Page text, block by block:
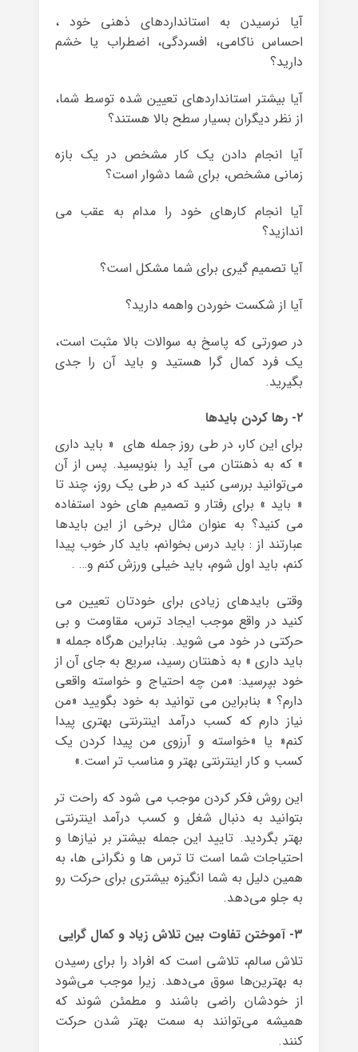
آیا نرسیدن به استانداردهای ذهنی خود ،
احساس ناکامی، افسردگی، اضطراب یا خشم
دارید؟
آیا بیشتر استانداردهای تعیین شده توسط شما،
از نظر دیگران بسیار سطح بالا هستند؟
آیا انجام دادن یک کار مشخص در یک بازه
زمانی مشخص، برای شما دشوار است؟
آیا انجام کارهای خود را مدام به عقب می
اندازید؟
آیا تصمیم گیری برای شما مشکل است؟
آیا از شکست خوردن واهمه دارید؟
در صورتی که پاسخ به سوالات بالا مثبت است،
یک فرد کمال گرا هستید و باید آن را جدی
بگیرید.
۲- رها کردن بایدها
برای این کار، در طی روز جمله های « باید داری
» که به ذهنتان می آید را بنویسید. پس از آن
می‌توانید بررسی کنید که در طی یک روز، چند تا
« باید » برای رفتار و تصمیم های خود استفاده
می کنید؟ به عنوان مثال برخی از این بایدها
عبارتند از : باید درس بخوانم، باید کار خوب پیدا
کنم، باید اول شوم، باید خیلی ورزش کنم و… .
وقتی بایدهای زیادی برای خودتان تعیین می
کنید در واقع موجب ایجاد ترس، مقاومت و بی
حرکتی در خود می شوید. بنابراین هرگاه جمله «
باید داری » به ذهنتان رسید، سریع به جای آن از
خود بپرسید: «من چه احتیاج و خواسته واقعی
دارم؟ » بنابراین می توانید به خود بگویید «من
نیاز دارم که کسب درآمد اینترنتی بهتری پیدا
کنم« یا «خواسته و آرزوی من پیدا کردن یک
کسب و کار اینترنتی بهتر و مناسب تر است.»
این روش فکر کردن موجب می شود که راحت تر
بتوانید به دنبال شغل و کسب درآمد اینترنتی
بهتر بگردید. تایید این جمله بیشتر بر نیازها و
احتیاجات شما است تا ترس ها و نگرانی ها، به
همین دلیل به شما انگیزه بیشتری برای حرکت رو
به جلو می‌دهد.
۳- آموختن تفاوت بین تلاش زیاد و کمال گرایی
تلاش سالم، تلاشی است که افراد را برای رسیدن
به بهترین‌ها سوق می‌دهد. زیرا موجب می‌شود
از خودشان راضی باشند و مطمئن شوند که
همیشه می‌توانند به سمت بهتر شدن حرکت
کنند.